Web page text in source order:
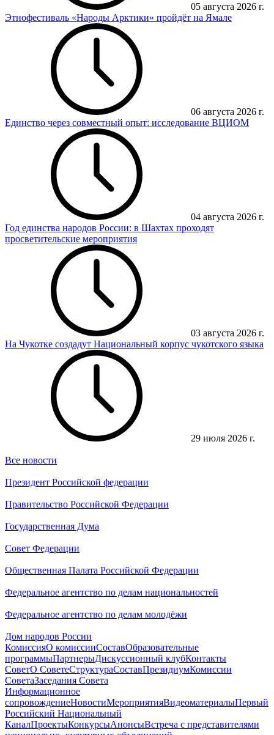
05 августа 2026 г.
Этнофестиваль «Народы Арктики» пройдёт на Ямале
06 августа 2026 г.
Единство через совместный опыт: исследование ВЦИОМ
04 августа 2026 г.
Год единства народов России: в Шахтах проходят
просветительские мероприятия
03 августа 2026 г.
На Чукотке создадут Национальный корпус чукотского языка
29 июля 2026 г.
Все новости
Президент Российской федерации
Правительство Российской Федерации
Государственная Дума
Совет Федерации
Общественная Палата Российской Федерации
Федеральное агентство по делам национальностей
Федеральное агентство по делам молодёжи
Дом народов России
КомиссияО комиссииСоставОбразовательные
программыПартнерыДискуссионный клубКонтакты
СоветО СоветеСтруктураСоставПрезидиумКомиссии
СоветаЗаседания Совета
Информационное
сопровождениеНовостиМероприятияВидеоматериалыПервый
Российский Национальный
КаналПроектыКонкурсыАнонсыВстреча с представителями